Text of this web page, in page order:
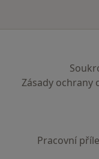
Zásady ochrany
Pracovní